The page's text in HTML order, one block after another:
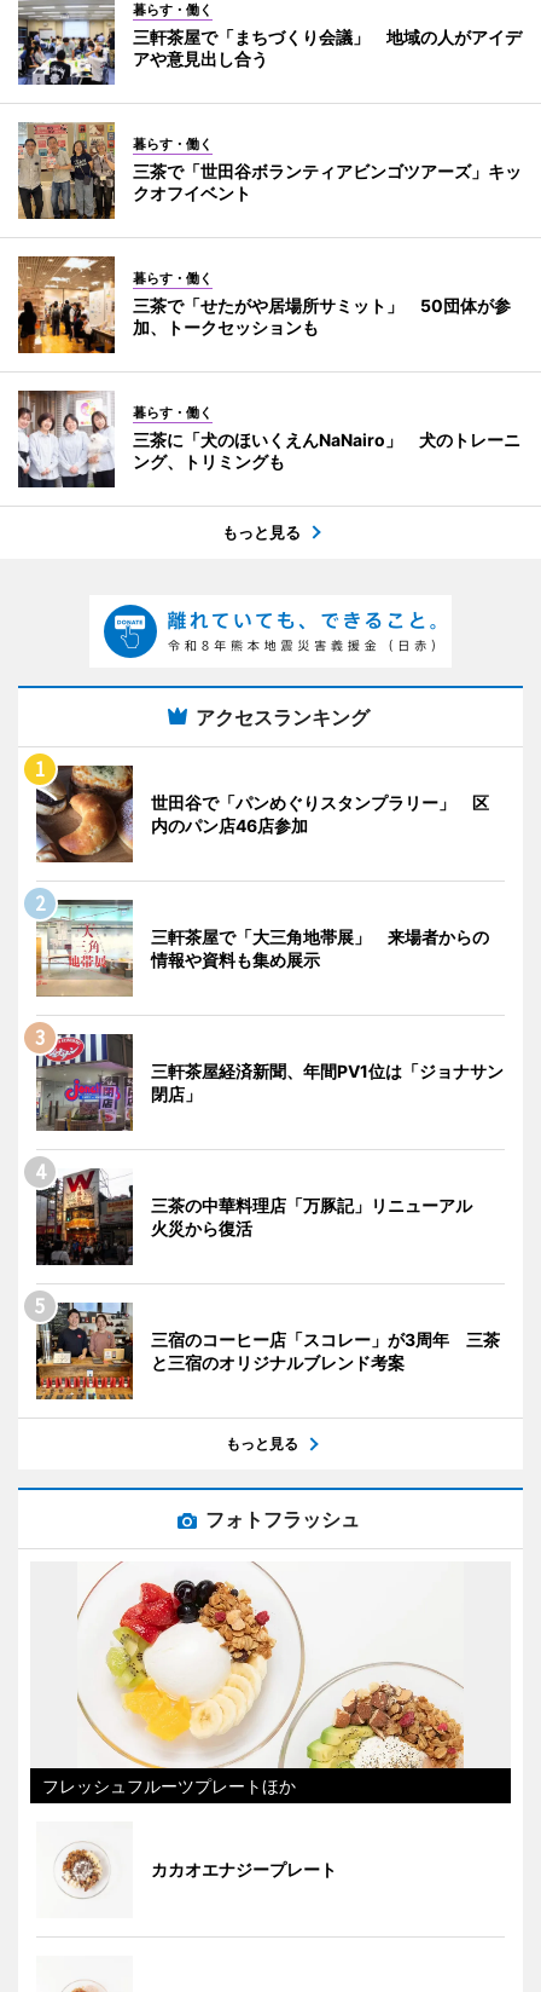
暮らす・働く
三軒茶屋で「まちづくり会議」 地域の人がアイデ
アや意見出し合う
暮らす・働く
三茶で「世田谷ボランティアビンゴツアーズ」キッ
クオフイベント
暮らす・働く
三茶で「せたがや居場所サミット」 50団体が参
加、トークセッションも
暮らす・働く
三茶に「犬のほいくえんNaNairo」 犬のトレーニ
ング、トリミングも
もっと見る
アクセスランキング
世田谷で「パンめぐりスタンプラリー」 区
内のパン店46店参加
三軒茶屋で「大三角地帯展」 来場者からの
情報や資料も集め展示
三軒茶屋経済新聞、年間PV1位は「ジョナサン
閉店」
三茶の中華料理店「万豚記」リニューアル
火災から復活
三宿のコーヒー店「スコレー」が3周年 三茶
と三宿のオリジナルブレンド考案
もっと見る
フォトフラッシュ
フレッシュフルーツプレートほか
カカオエナジープレート